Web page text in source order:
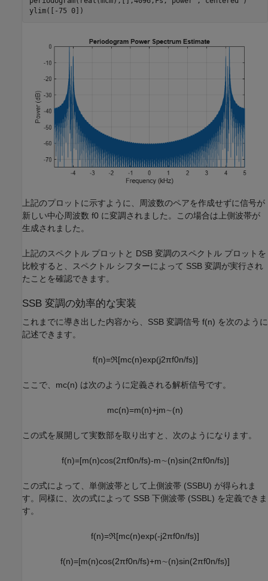
ylim([-75 0])
上記のプロットに示すように、周波数のペアを作成せずに信号が
新しい中心周波数 f0 に変調されました。この場合は上側波帯が
生成されました。
上記のスペクトル プロットと DSB 変調のスペクトル プロットを
比較すると、スペクトル シフターによって SSB 変調が実行され
たことを確認できます。
SSB 変調の効率的な実装
これまでに導き出した内容から、SSB 変調信号 f(n) を次のように
記述できます。
f(n)=ℜ[mc(n)exp(j2πf0n/fs)]
ここで、 mc(n) は次のように定義される解析信号です。
mc(n)=m(n)+jm∼(n)
この式を展開して実数部を取り出すと、次のようになります。
f(n)=[m(n)cos(2πf0n/fs)-m∼(n)sin(2πf0n/fs)]
この式によって、単側波帯として上側波帯 (SSBU) が得られま
す。同様に、次の式によって SSB 下側波帯 (SSBL) を定義できま
す。
f(n)=ℜ[mc(n)exp(-j2πf0n/fs)]
f(n)=[m(n)cos(2πf0n/fs)+m∼(n)sin(2πf0n/fs)]